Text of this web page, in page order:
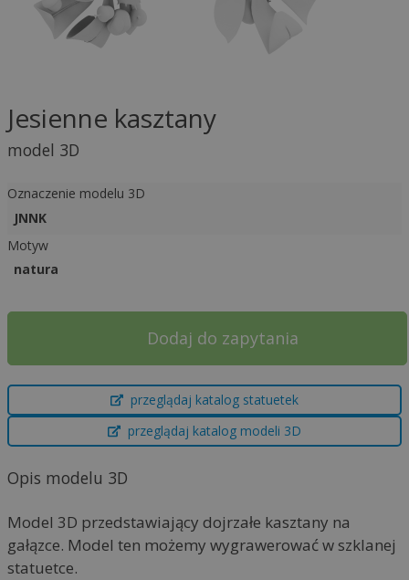
Jesienne kasztany
model 3D
Oznaczenie modelu 3D
JNNK
Motyw
natura
Dodaj do zapytania
A
t
e
r
a
t
i
przeglądaj katalog statuetek
przeglądaj katalog modeli 3D
Opis modelu 3D
Model 3D przedstawiający dojrzałe kasztany na
gałązce. Model ten możemy wygrawerować w szklanej
statuetce.